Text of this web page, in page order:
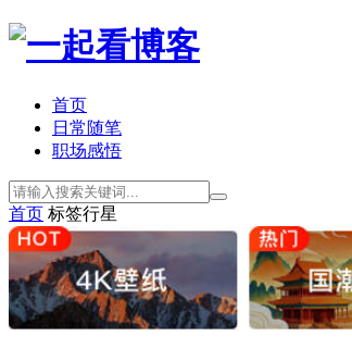
首页
日常随笔
职场感悟
首页 标签行星